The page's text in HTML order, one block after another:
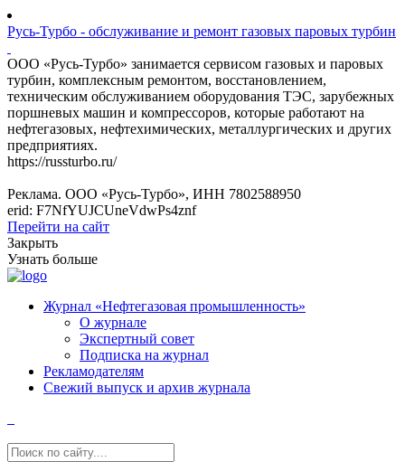
Русь-Турбо - обслуживание и ремонт газовых паровых турбин
ООО «Русь-Турбо» занимается сервисом газовых и паровых
турбин, комплексным ремонтом, восстановлением,
техническим обслуживанием оборудования ТЭС, зарубежных
поршневых машин и компрессоров, которые работают на
нефтегазовых, нефтехимических, металлургических и других
предприятиях.
https://russturbo.ru/
Реклама. ООО «Русь-Турбо», ИНН 7802588950
erid: F7NfYUJCUneVdwPs4znf
Перейти на сайт
Закрыть
Узнать больше
Журнал «Нефтегазовая промышленность»
О журнале
Экспертный совет
Подписка на журнал
Рекламодателям
Свежий выпуск и архив журнала